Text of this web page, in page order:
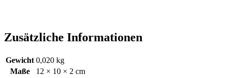
Zusätzliche Informationen
Gewicht 0,020 kg
Maße
12 × 10 × 2 cm